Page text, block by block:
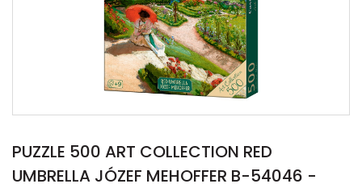
PUZZLE 500 ART COLLECTION RED
UMBRELLA JÓZEF MEHOFFER B-54046 -